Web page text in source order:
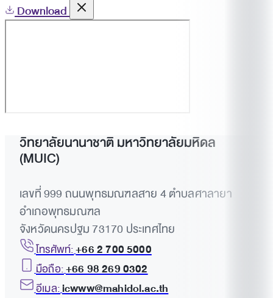
Download
วิทยาลัยนานาชาติ มหาวิทยาลัยมหิดล
(MUIC)
เลขที่ 999 ถนนพุทธมณฑลสาย 4 ตำบลศาลายา
อำเภอพุทธมณฑล
จังหวัดนครปฐม 73170 ประเทศไทย
โทรศัพท์:+66 2 700 5000
มือถือ:+66 98 269 0302
อีเมล:icwww@mahidol.ac.th